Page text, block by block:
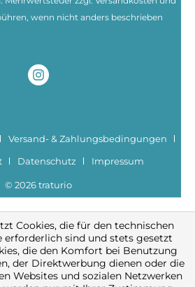
wenn nicht anders beschrieben
Versand- & Zahlungsbedingungen
Datenschutz Impressum
© 2026 traturio
Cookies, die für den technischen
erforderlich sind und stets gesetzt
die den Komfort bei Benutzung
der Direktwerbung dienen oder die
Websites und sozialen Netzwerken